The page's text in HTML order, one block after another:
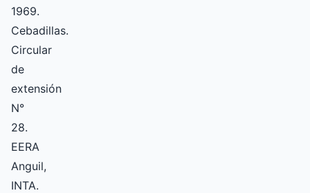
1969.
Cebadillas.
Circular
de
extensión
N°
28.
EERA
Anguil,
INTA.